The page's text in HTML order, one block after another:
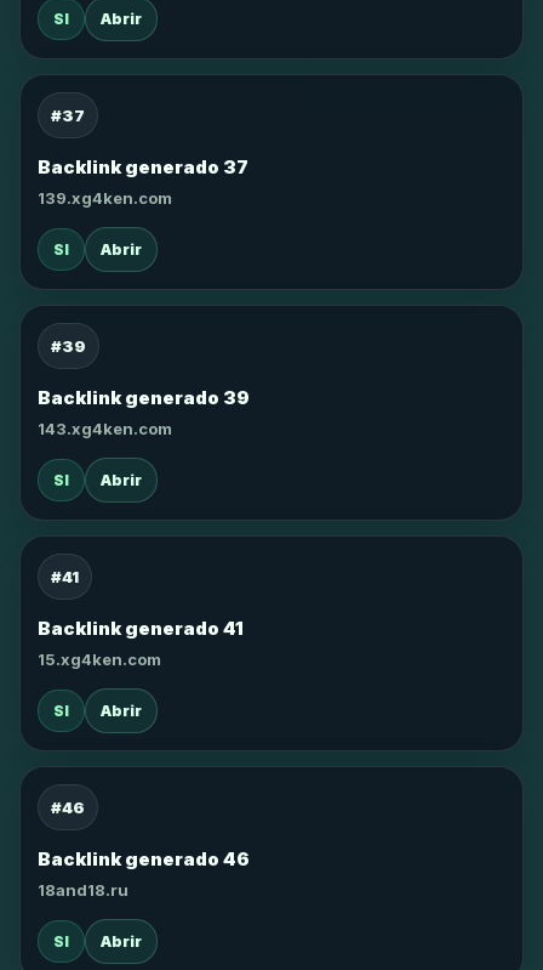
SI Abrir
#37
Backlink generado 37
139.xg4ken.com
SI Abrir
#39
Backlink generado 39
143.xg4ken.com
SI Abrir
#41
Backlink generado 41
15.xg4ken.com
SI Abrir
#46
Backlink generado 46
18and18.ru
SI Abrir